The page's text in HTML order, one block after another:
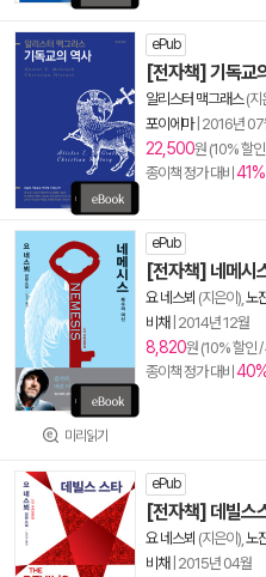
ePub
[전자책] 기독교
알리스터 맥그래스(지
포이에마| 2016년 07
22,500원 (10% 할
종이책 정가 대비 41%
미리읽기
ePub
[전자책] 네메시
요 네스뵈 (지은이), 노
비채 2014년 12월
8,820원 (10% 할인
종이책 정가 대비
ePub
[전자책] 데빌스
요 네스뵈 (지은이), 노
비채 2015년 04월